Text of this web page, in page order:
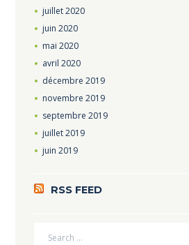
juillet2020
juin 2020
mai 2020
avril 2020
décembre 2019
novembre 2019
septembre 2019
juillet2019
juin 2019
RSS FEED